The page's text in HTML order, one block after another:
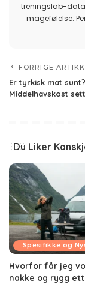
treningslab-
magefølelse.
FORRIGE
Er tyrkisk mat sunt?
Middelhavskost
Du Liker
Spesifikke og
Hvorfor får jeg
nakke og rygg